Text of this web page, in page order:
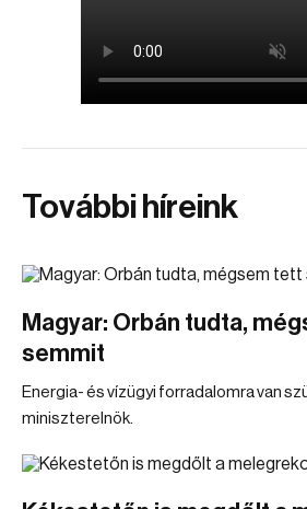
További híreink
Magyar: Orbán tudta,
semmit
Energia- és vízügyi forradalomra van
miniszterelnök.